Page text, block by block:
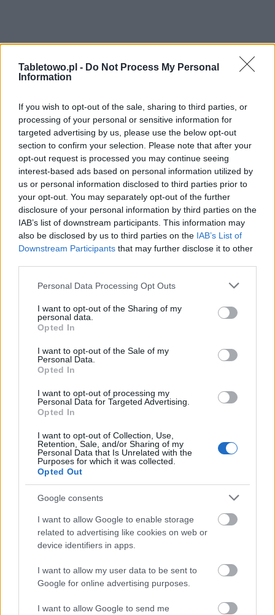
Tabletowo.pl - Do Not Process My Personal
Information
If you wish to opt-out of the sale, sharing to third parties, or
processing of your personal or sensitive information for
targeted advertising by us, please use the below opt-out
section to confirm your selection. Please note that after your
opt-out request is processed you may continue seeing
interest-based ads based on personal information utilized by
us or personal information disclosed to third parties prior to
your opt-out. You may separately opt-out of the further
disclosure of your personal information by third parties on the
IAB’s list of downstream participants. This information may
also be disclosed by us to third parties on the IAB’s List of
Downstream Participants that may further disclose it to other
Please note that this website/app uses one or more Google
not limited to your visit or usage behaviour. You may click to
grant or deny consent to Google and its third-party tags to
use your data for below specified purposes in below Google
consent section.
Personal Data Processing Opt Outs
I want to opt-out of the Sharing of my
personal data.
Opted In
I want to opt-out of the Sale of my
Personal Data.
Opted In
I want to opt-out of processing my
Personal Data for Targeted Advertising.
Opted In
I want to opt-out of Collection, Use,
Retention, Sale, and/or Sharing of my
Personal Data that Is Unrelated with the
Purposes for which it was collected.
Opted Out
Google consents
I want to allow Google to enable storage
related to advertising like cookies on web or
device identifiers in apps.
I want to allow my user data to be sent to
Google for online advertising purposes.
I want to allow Google to send me